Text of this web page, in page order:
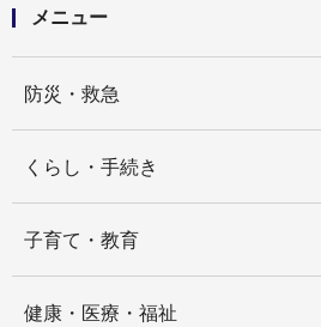
メニュー
防災・救急
くらし・手続き
子育て・教育
健康・医療・福祉